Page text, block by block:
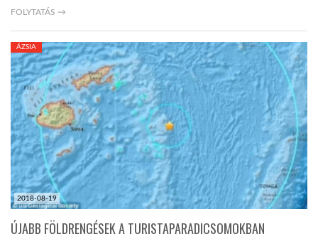
GLOBOTV BP
HÍR3D
TROPICALMAGAZIN
GLOBOTV
AFRIKA TUDÁSTÁR
FOLYTATÁS →
2018-08-19
ÁZSIA
ÚJABB FÖLDRENGÉSEK A TURISTAPARADICSOMOKBAN